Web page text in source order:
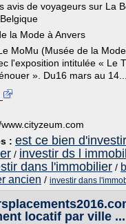
avis de voyageurs sur La
la Mode à Anvers
MoMu (Musée de la
l'exposition intitulée « Le
». Du16 mars au 14...
: est ce bien
/ investir ds l
dans l'immobilier /
ancien / investir dans
locatif par ville ...